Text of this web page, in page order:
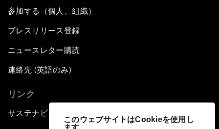
このウェブサイトはCookieを使用し
ます
参加する（個人、組織）
プレスリリース登録
ニュースレター購読
連絡先 (英語のみ)
リンク
サステナビリティへの取り組み